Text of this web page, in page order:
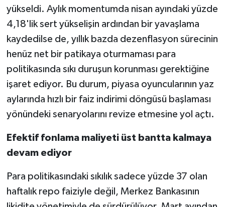
yükseldi. Aylık momentumda nisan ayındaki yüzde
4,18'lik sert yükselişin ardından bir yavaşlama
kaydedilse de, yıllık bazda dezenflasyon sürecinin
henüz net bir patikaya oturmaması para
politikasında sıkı duruşun korunması gerektiğine
işaret ediyor. Bu durum, piyasa oyuncularının yaz
aylarında hızlı bir faiz indirimi döngüsü başlaması
yönündeki senaryolarını revize etmesine yol açtı.
Efektif fonlama maliyeti üst bantta kalmaya
devam ediyor
Para politikasındaki sıkılık sadece yüzde 37 olan
haftalık repo faiziyle değil, Merkez Bankasının